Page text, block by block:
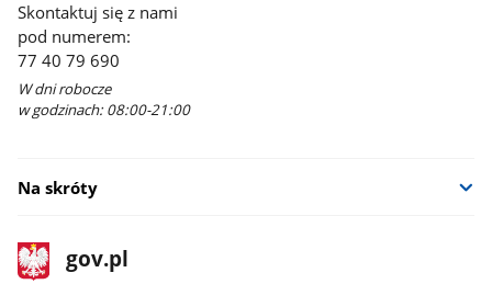
Skontaktuj się z nami
pod numerem:
77 40 79 690
W dni robocze
w godzinach: 08:00-21:00
Na skróty
stopka
gov.pl
Strona
gov.pl